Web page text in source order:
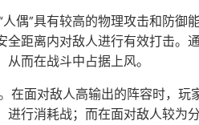
偶”具有较高的物理攻击和防御能
全距离内对敌人进行有效打击。
而在战斗中占据上风。
在面对敌人高输出的阵容时，玩
进行消耗战；而在面对敌人较为